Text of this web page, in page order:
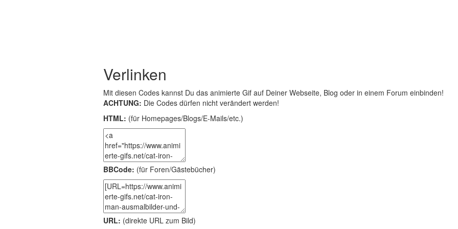
Verlinken
Mit diesen Codes kannst Du das animierte Gif auf Deiner Webseite, Blog oder in einem Forum einbinden!
ACHTUNG: Die Codes dürfen nicht verändert werden!
HTML: (für Homepages/Blogs/E-Mails/etc.)
BBCode: (für Foren/Gästebücher)
URL: (direkte URL zum Bild)